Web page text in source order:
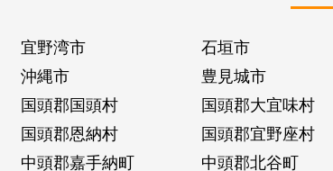
宜野湾市 石垣市
沖縄市 豊見城市
国頭郡国頭村 国頭郡大宜味村
国頭郡恩納村 国頭郡宜野座村
中頭郡嘉手納町 中頭郡北谷町